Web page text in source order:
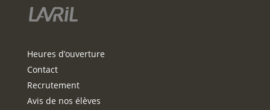
Heures d’ouverture
Contact
Recrutement
Avis de nos élèves